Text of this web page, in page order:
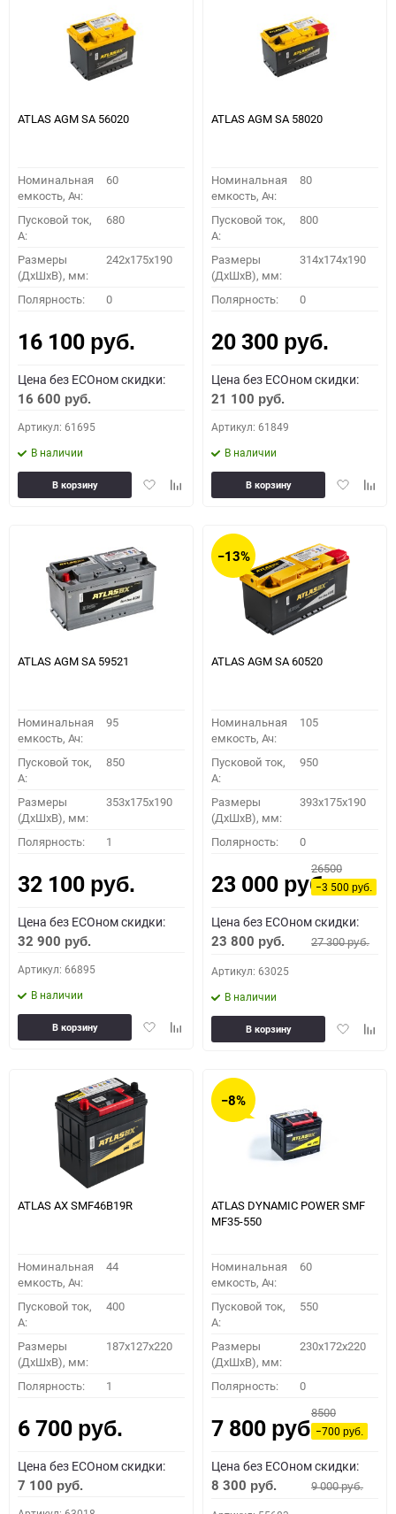
ATLAS AGM SA 56020
Номинальная
емкость, Ач:
60
Пусковой ток,
A:
680
Размеры
(ДхШхВ), мм:
242x175x190
Полярность: 0
16 100 руб.
Цена без ECOном скидки:
16 600 руб.
Артикул: 61695
В наличии
ДобавитьДобавить
В корзину
ATLAS AGM SA 58020
Номинальная
емкость, Ач:
80
Пусковой ток,
A:
800
Размеры
(ДхШхВ), мм:
314x174x190
Полярность: 0
20 300 руб.
Цена без ECOном скидки:
21 100 руб.
Артикул: 61849
В наличии
Добавить
В корзину
ATLAS AGM SA 59521
Номинальная
емкость, Ач:
95
Пусковой ток,
A:
850
Размеры
(ДхШхВ), мм:
353x175x190
Полярность: 1
32 100 руб.
Цена без ECOном скидки:
32 900 руб.
Артикул: 66895
В наличии
ДобавитьДобавить
В корзину
−13%
ATLAS AGM SA 60520
Номинальная
емкость, Ач:
105
Пусковой ток,
A:
950
Размеры
(ДхШхВ), мм:
393x175x190
Полярность: 0
23 000 руб.
26500
−3 500руб.
Цена без ECOном скидки:
23 800 руб. 27 300руб.
Артикул: 63025
В наличии
Добавить
В корзину
ATLAS AX SMF46B19R
Номинальная
емкость, Ач:
44
Пусковой ток,
A:
400
Размеры
(ДхШхВ), мм:
187x127x220
Полярность: 1
6 700 руб.
Цена без ECOном скидки:
7 100 руб.
−8%
ATLAS DYNAMIC POWER SMF
MF35-550
Номинальная
емкость, Ач:
60
Пусковой ток,
A:
550
Размеры
(ДхШхВ), мм:
230x172x220
Полярность: 0
7 800 руб.
8500
−700руб.
Цена без ECOном скидки:
8 300 руб. 9 000руб.